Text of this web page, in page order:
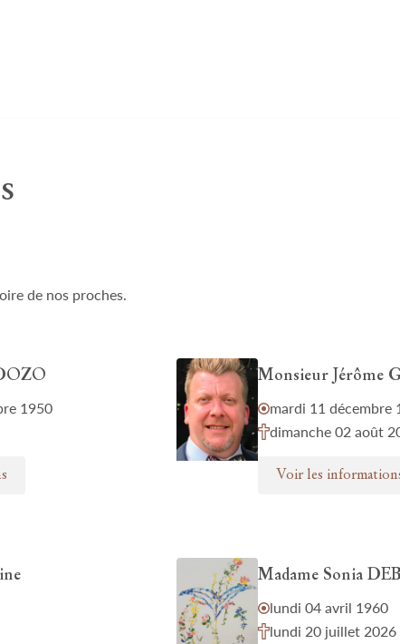
de nos proches.
1950
Monsieur Jérôme
mardi 11 décembre
dimanche 02 août
Voir les
Madame Sonia
lundi 04 avril 1960
lundi 20 juillet 2026